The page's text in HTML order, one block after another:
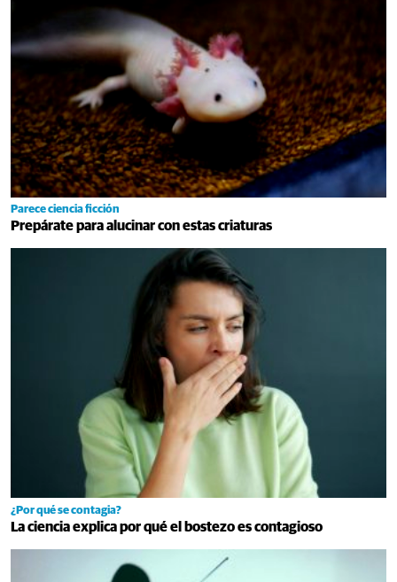
Parece ciencia ficción
Prepárate para alucinar con estas criaturas
¿Por qué se contagia?
La ciencia explica por qué el bostezo es contagioso